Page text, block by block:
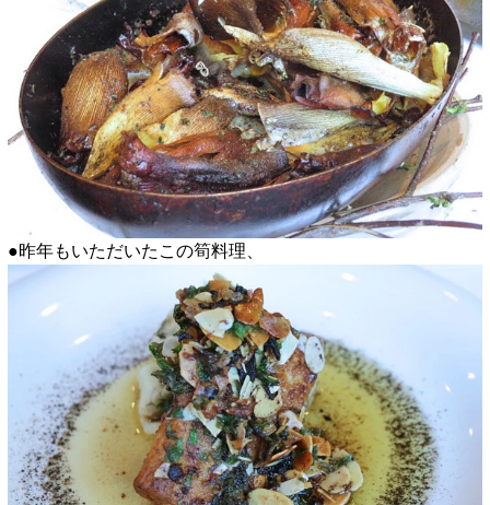
●昨年もいただいたこの筍料理、